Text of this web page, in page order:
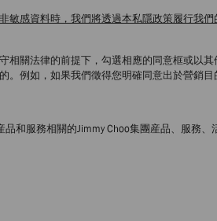
敏感資料時，我們將透過本私隱政策履行我
相關法律的前提下，勾選相應的同意框或以
例如，如果我們徵得您明確同意出於營銷
和服務相關的Jimmy Choo集團産品、服務